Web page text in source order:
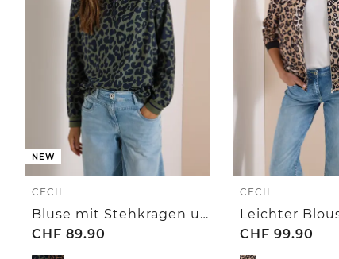
NEW
CECIL
Bluse mit Stehkragen und Zipper
CHF 89.90
CECIL
CHF 99.90